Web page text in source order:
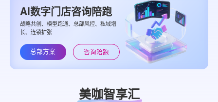
AI数字门店咨询陪跑
战略共创、模型跑通、总部风控、私域增
长、连锁扩张
总部方案 咨询陪跑
美咖智享汇